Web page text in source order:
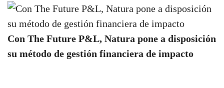
Con The Future P&L, Natura pone a disposición
su método de gestión financiera de impacto